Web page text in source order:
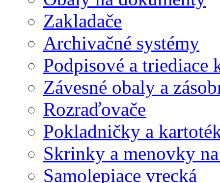
Zakladače
Archivačné systémy
Podpisové a triediace
Závesné obaly a
Rozraďovače
Pokladničky a
Skrinky a menovky
Samolepiace vrecká